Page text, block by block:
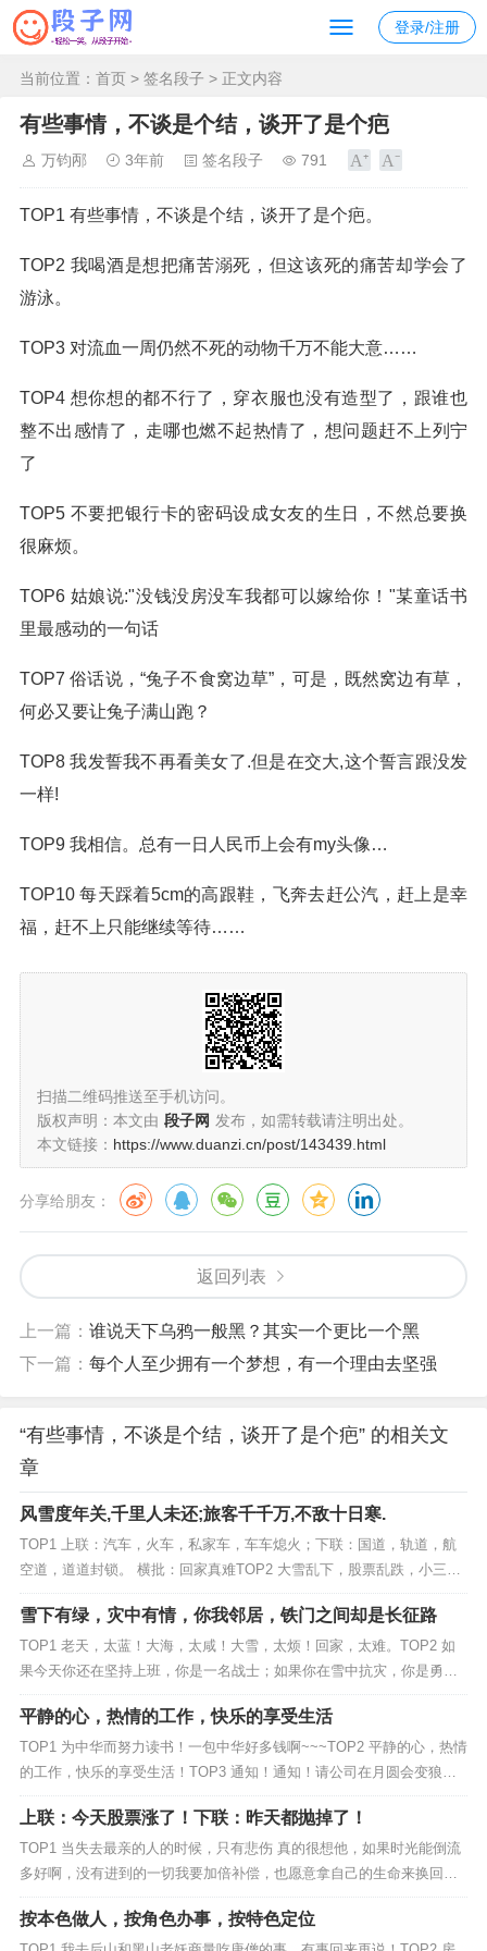
登录/注册
当前位置： 首页 > 签名段子 > 正文内容
有些事情，不谈是个结，谈开了是个疤
万钧邴 3年前 签名段子 791
TOP1 有些事情，不谈是个结，谈开了是个疤。
TOP2 我喝酒是想把痛苦溺死，但这该死的痛苦却学会了
游泳。
TOP3 对流血一周仍然不死的动物千万不能大意……
TOP4 想你想的都不行了，穿衣服也没有造型了，跟谁也
整不出感情了，走哪也燃不起热情了，想问题赶不上列宁
了
TOP5 不要把银行卡的密码设成女友的生日，不然总要换
很麻烦。
TOP6 姑娘说:"没钱没房没车我都可以嫁给你！"某童话书
里最感动的一句话
TOP7 俗话说，“兔子不食窝边草”，可是，既然窝边有草，
何必又要让兔子满山跑？
TOP8 我发誓我不再看美女了.但是在交大,这个誓言跟没发
一样!
TOP9 我相信。总有一日人民币上会有my头像…
TOP10 每天踩着5cm的高跟鞋，飞奔去赶公汽，赶上是幸
福，赶不上只能继续等待……
扫描二维码推送至手机访问。
版权声明：本文由 段子网 发布，如需转载请注明出处。
本文链接： https://www.duanzi.cn/post/143439.html
分享给朋友：
返回列表
上一篇： 谁说天下乌鸦一般黑？其实一个更比一个黑
下一篇： 每个人至少拥有一个梦想，有一个理由去坚强
“有些事情，不谈是个结，谈开了是个疤” 的相关文
章
风雪度年关,千里人未还;旅客千千万,不敌十日寒.
TOP1 上联：汽车，火车，私家车，车车熄火；下联：国道，轨道，航
空道，道道封锁。 横批：回家真难TOP2 大雪乱下，股票乱跌，小三乱
窜，物价乱涨，这年头，怎一个＂乱＂字了得！TOP3 春节到，孩子吹
响了集钱号，大钞小钞来报道，压岁钱，变善款，无数颗爱心在闪耀，
多或少，不重要，灾区人民很需要，中国人...
雪下有绿，灾中有情，你我邻居，铁门之间却是长征路
TOP1 老天，太蓝！大海，太咸！大雪，太烦！回家，太难。TOP2 如
果今天你还在坚持上班，你是一名战士；如果你在雪中抗灾，你是勇
士；如果你请我吃饭，你就是绅士。TOP3 我知道没有你，冬天不美。
没有你，大地无味。但请你别下了行不？再下还让不让人回家过年了？T
OP4 晴天几时有，把酒问老天，不知天空...
平静的心，热情的工作，快乐的享受生活
TOP1 为中华而努力读书！一包中华好多钱啊~~~TOP2 平静的心，热情
的工作，快乐的享受生活！TOP3 通知！通知！请公司在月圆会变狼人
的人请注意了！今天不要加班！早点走！不等月亮出来了变身了，危害
全公司！TOP4 生活总会用近乎残酷的方式去捶打每一个人脆弱的意
志，挺住了你就是强者，挺不住你就会...
上联：今天股票涨了！下联：昨天都抛掉了！
TOP1 当失去最亲的人的时候，只有悲伤 真的很想他，如果时光能倒流
多好啊，没有进到的一切我要加倍补偿，也愿意拿自己的生命来换回他
的生命，也告诉大家如果自己的父母已经迈入晚年，一定要抽时间多陪
陪他们，不要给自己留下遗憾，不要等到失去以后才想在拥有，那时侯
按本色做人，按角色办事，按特色定位